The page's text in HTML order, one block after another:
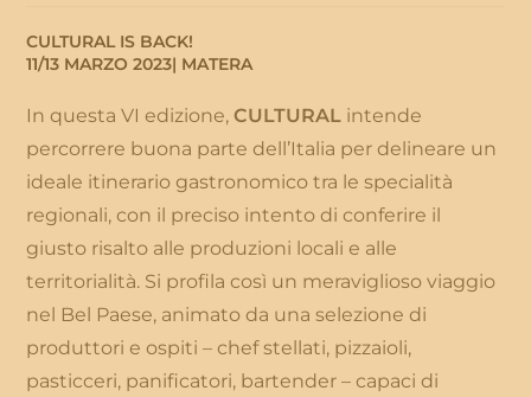
CULTURAL IS BACK!
11/13 MARZO 2023| MATERA
In questa VI edizione,CULTURAL intende
percorrere buona parte dell’Italia per delineare un
ideale itinerario gastronomico tra le specialità
regionali, con il preciso intento di conferire il
giusto risalto alle produzioni locali e alle
territorialità. Si profila così un meraviglioso viaggio
nel Bel Paese, animato da una selezione di
produttori e ospiti – chef stellati, pizzaioli,
pasticceri, panificatori, bartender – capaci di